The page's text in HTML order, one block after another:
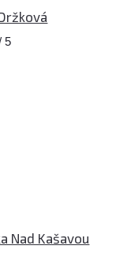
5
Nad Kašavou